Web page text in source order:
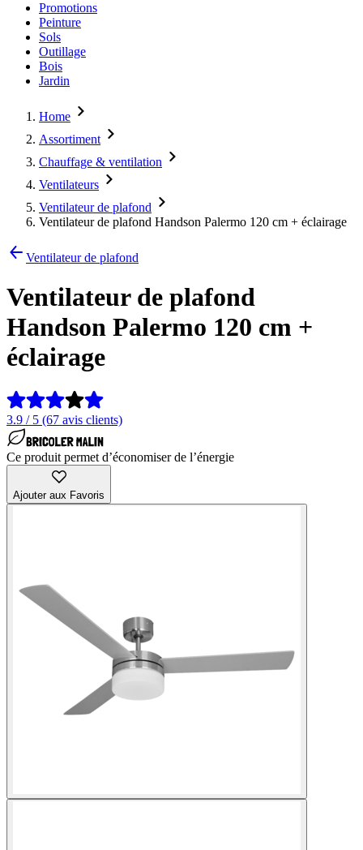
Promotions
Peinture
Sols
Outillage
Bois
Jardin
Home
Assortiment
Chauffage & ventilation
Ventilateurs
Ventilateur de plafond
Ventilateur de plafond Handson Palermo 120 cm + éclairage
Ventilateur de plafond
Ventilateur de plafond
Handson Palermo 120 cm +
éclairage
3.9 / 5 (67 avis clients)
Ce produit permet d’économiser de l’énergie
Ajouter aux Favoris